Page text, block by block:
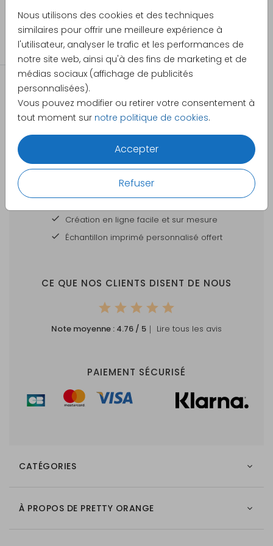
Nous utilisons des cookies et des techniques
similaires pour offrir une meilleure expérience à
l'utilisateur, analyser le trafic et les performances de
notre site web, ainsi qu'à des fins de marketing et de
médias sociaux (affichage de publicités
personnalisées).
Vous pouvez modifier ou retirer votre consentement à
tout moment sur notre politique de cookies.
Accepter
Refuser
Catégorie
Affiches
DES CARTES À PERSONNALISER POUR TOUTES
VOS GRANDES OCCASIONS
Votre commande est
Création en ligne facile et sur mesure
Échantillon imprimé personnalisé offert
CE QUE NOS CLIENTS DISENT DE NOUS
Note moyenne : 4.76 / 5 ｜ Lire tous les avis
PAIEMENT SÉCURISÉ
CATÉGORIES
À PROPOS DE PRETTY ORANGE